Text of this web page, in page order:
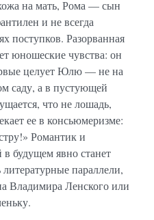
на мать, Рома — сын
и не всегда
поступков. Разорванная
юношеские чувства: он
целует Юлю — не на
саду, а в пустующей
что не лошадь,
ее в консьюмеризме:
Романтик и
будущем явно станет
параллели,
Владимира Ленского или